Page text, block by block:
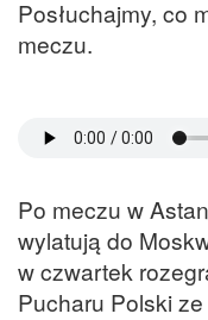
Posłuchajmy, co
meczu.
Po meczu w
wylatują do
w czwartek
Pucharu Polski